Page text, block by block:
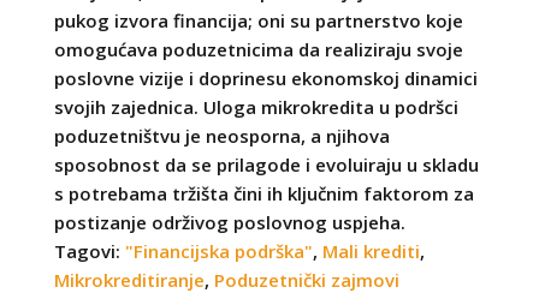
pukog izvora financija; oni su partnerstvo koje
omogućava poduzetnicima da realiziraju svoje
poslovne vizije i doprinesu ekonomskoj dinamici
svojih zajednica. Uloga mikrokredita u podršci
poduzetništvu je neosporna, a njihova
sposobnost da se prilagode i evoluiraju u skladu
s potrebama tržišta čini ih ključnim faktorom za
postizanje održivog poslovnog uspjeha.
Tagovi: "Financijska podrška", Mali krediti,
Mikrokreditiranje, Poduzetnički zajmovi